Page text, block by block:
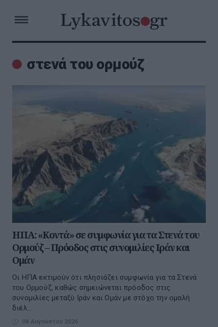
στενά του ορμούζ
ΗΠΑ: «Κοντά» σε συμφωνία για τα Στενά του
Ορμούζ – Πρόοδος στις συνομιλίες Ιράν και
Ομάν
Οι ΗΠΑ εκτιμούν ότι πλησιάζει συμφωνία για τα Στενά
του Ορμούζ, καθώς σημειώνεται πρόοδος στις
συνομιλίες μεταξύ Ιράν και Ομάν με στόχο την ομαλή
διέλ...
08 Αυγούστου 2026